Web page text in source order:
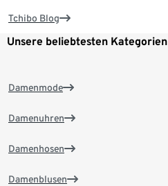
Tchibo Blog
Unsere beliebtesten Kategorien
Damenmode
Damenuhren
Damenhosen
Damenblusen